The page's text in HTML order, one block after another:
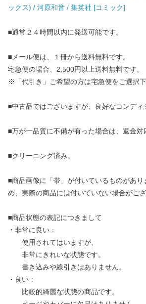
ックス) / 河原和音 / 集英社 [コミック]
■通常２４時間以内に発送可能です。
■メール便は、１冊から送料無料です。
宅急便の場合、2,500円以上送料無料です。
※「代引き」ご希望の方は宅急便をご選択下
■中古品ではございますが、良好なコンディ
■万が一品質に不備が有った場合は、返金対
■クリーニング済み。
■商品画像に「帯」が付いているものがあり
め、実際の商品には付いていない場合がござ
■商品状態の表記につきまして
・非常に良い：
使用されてはいますが、
非常にきれいな状態です。
書き込みや線引きはありません。
・良い：
比較的綺麗な状態の商品です。